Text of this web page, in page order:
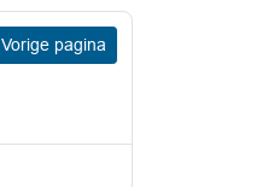
Vorige pagina